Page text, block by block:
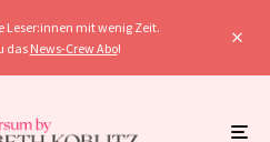
Leser:innen mit wenig Zeit.
das News-Crew Abo!